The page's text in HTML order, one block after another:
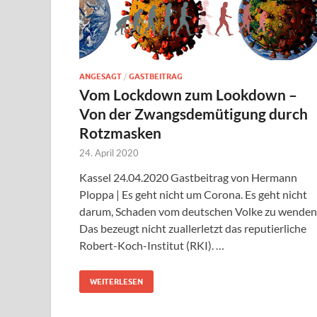
ANGESAGT / GASTBEITRAG
Vom Lockdown zum Lookdown –
Von der Zwangsdemütigung durch
Rotzmasken
24. April 2020
Kassel 24.04.2020 Gastbeitrag von Hermann
Ploppa | Es geht nicht um Corona. Es geht nicht
darum, Schaden vom deutschen Volke zu
Das bezeugt nicht zuallerletzt das reputierliche
Robert-Koch-Institut (RKI). …
WEITERLESEN